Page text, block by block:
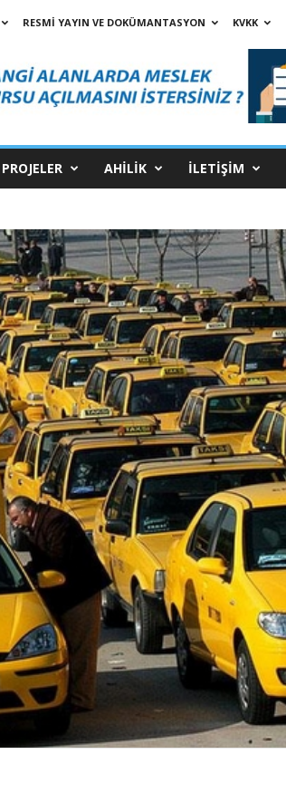
RESMİ YAYIN VE DOKÜMANTASYON
KVKK
PROJELER AHİLİK İLETİŞİM